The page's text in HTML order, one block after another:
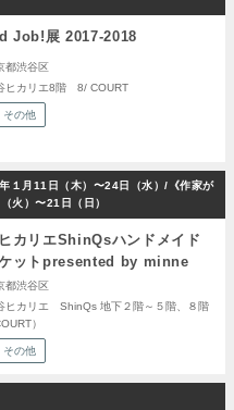
Job!展 2017-2018
都渋谷区
ヒカリエ8階 8/ COURT
その他
１月11日（木）〜24日（水）/《作家が
火）〜21日（日）
カリエShinQsハンドメイド
ットpresented by minne
都渋谷区
ヒカリエ ShinQs 地下２階～５階、８階
）
その他